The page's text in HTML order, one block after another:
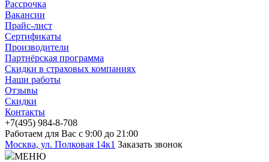
Рассрочка
Вакансии
Прайс-лист
Сертификаты
Производители
Партнёрская программа
Скидки в страховых компаниях
Наши работы
Отзывы
Скидки
Контакты
+7(495) 984-8-708
Работаем для Вас с 9:00 до 21:00
Москва, ул. Полковая 14к1 Заказать звонок
МЕНЮ